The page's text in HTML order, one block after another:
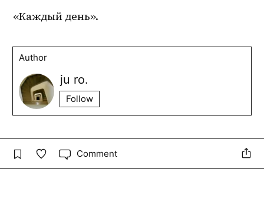
«Каждый день».
Author
ju ro.
Follow
Comment